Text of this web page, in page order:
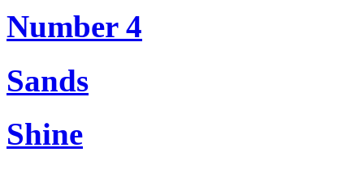
Number 4
Sands
Shine